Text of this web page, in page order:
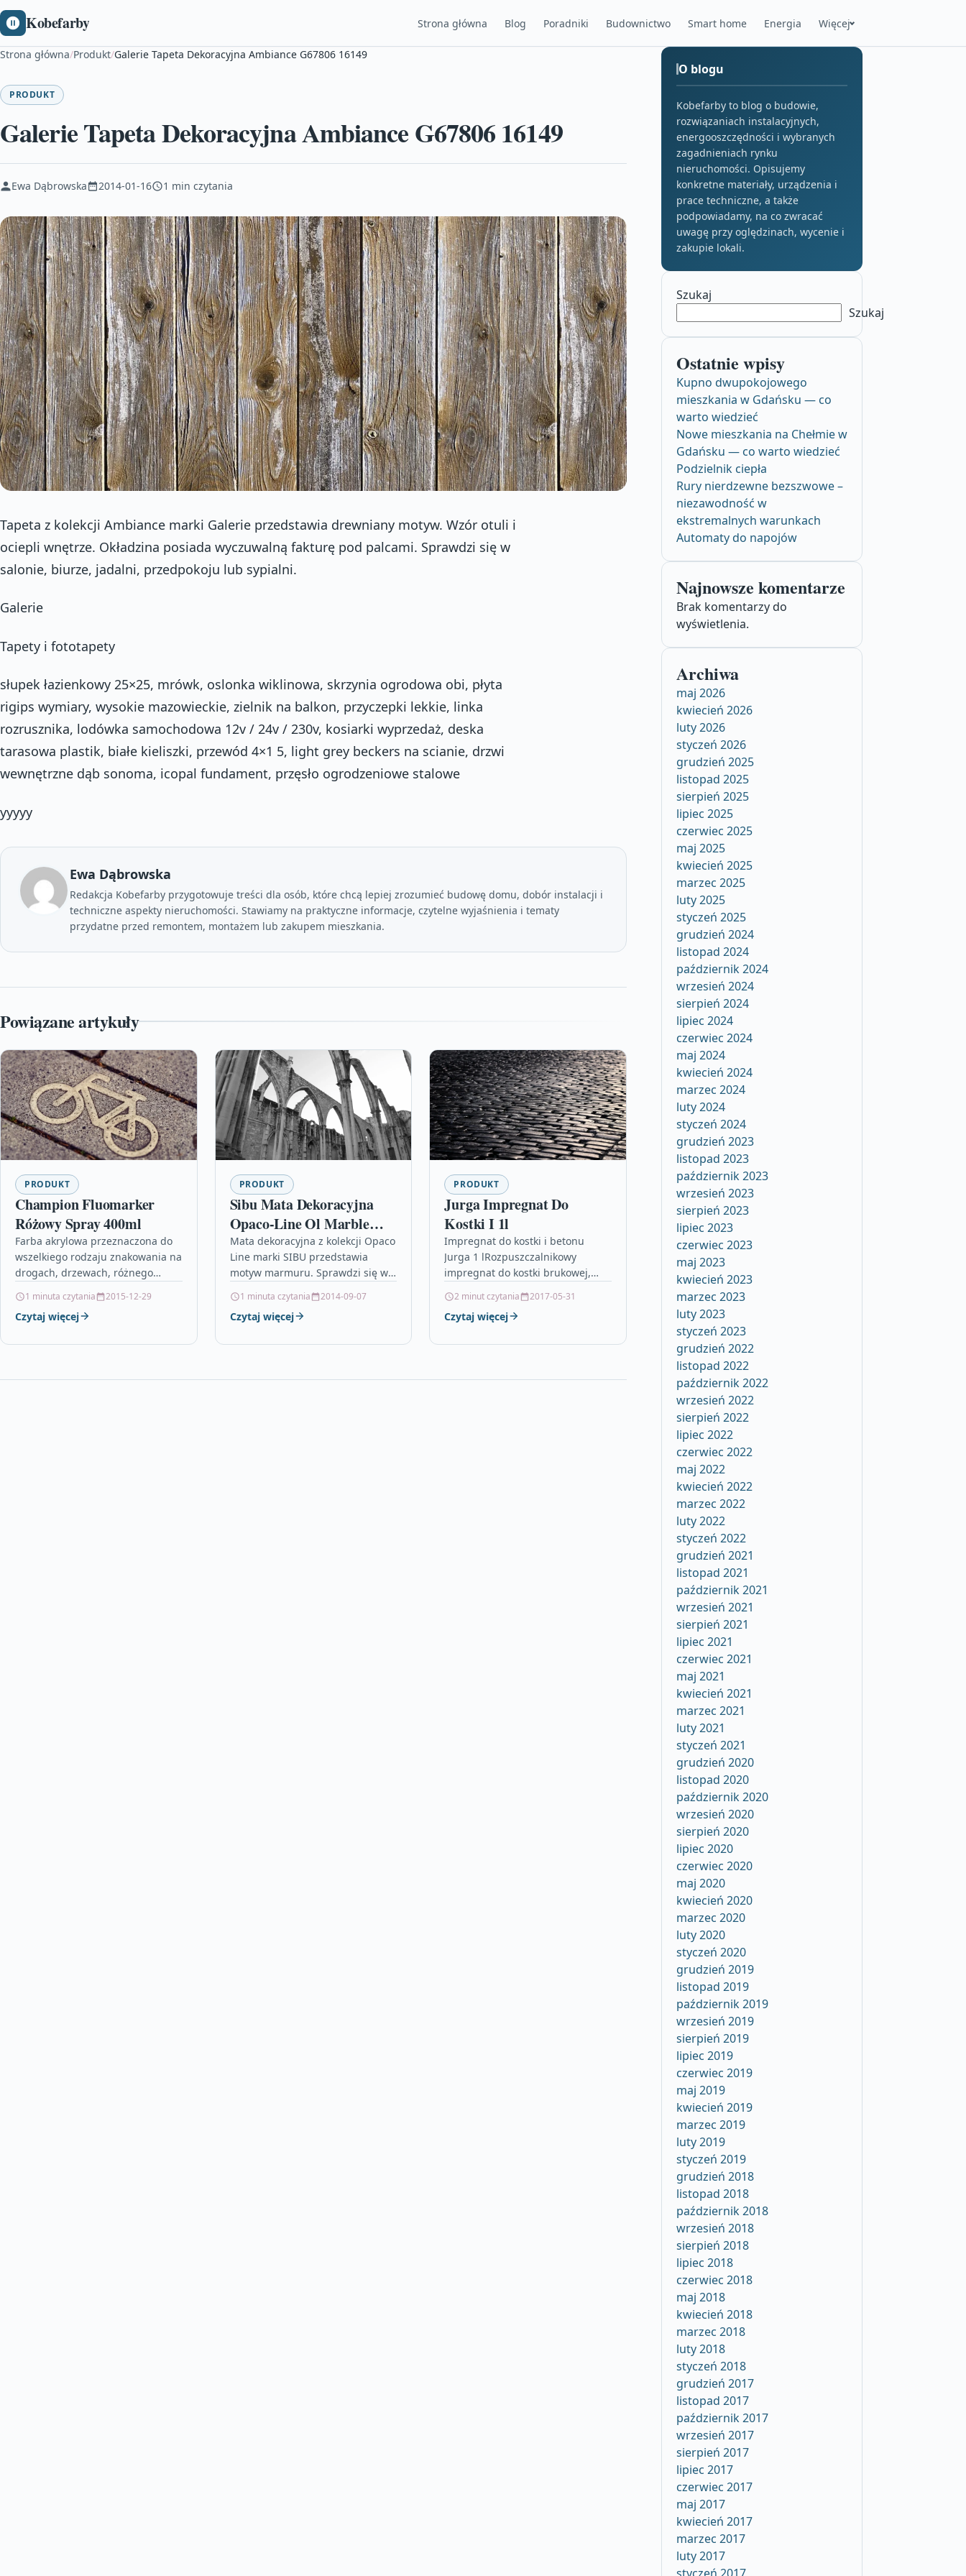
Kobefarby Strona główna Blog Poradniki Budownictwo Smart home Energia Więcej
Strona główna/Produkt/Galerie Tapeta Dekoracyjna Ambiance G67806 16149
PRODUKT
Galerie Tapeta Dekoracyjna Ambiance G67806 16149
Ewa Dąbrowska 2014-01-16 1 min czytania
Tapeta z kolekcji Ambiance marki Galerie przedstawia drewniany motyw. Wzór otuli i
ociepli wnętrze. Okładzina posiada wyczuwalną fakturę pod palcami. Sprawdzi się w
salonie, biurze, jadalni, przedpokoju lub sypialni.
Galerie
Tapety i fototapety
słupek łazienkowy 25×25, mrówk, oslonka wiklinowa, skrzynia ogrodowa obi, płyta
rigips wymiary, wysokie mazowieckie, zielnik na balkon, przyczepki lekkie, linka
rozrusznika, lodówka samochodowa 12v / 24v / 230v, kosiarki wyprzedaż, deska
tarasowa plastik, białe kieliszki, przewód 4×1 5, light grey beckers na scianie, drzwi
wewnętrzne dąb sonoma, icopal fundament, przęsło ogrodzeniowe stalowe
yyyyy
Ewa Dąbrowska
Redakcja Kobefarby przygotowuje treści dla osób, które chcą lepiej zrozumieć budowę domu, dobór instalacji i
techniczne aspekty nieruchomości. Stawiamy na praktyczne informacje, czytelne wyjaśnienia i tematy
przydatne przed remontem, montażem lub zakupem mieszkania.
Powiązane artykuły
PRODUKT
Champion Fluomarker
Różowy Spray 400ml
Farba akrylowa przeznaczona do
wszelkiego rodzaju znakowania na
drogach, drzewach, różnego
zwiększonej ilości pigmentu
można wykonać wszelkiego
1 minuta czytania 2015-12-29
Czytaj więcej
PRODUKT
Sibu Mata Dekoracyjna
Opaco-Line Ol Marble
Black Matt Ar
Mata dekoracyjna z kolekcji Opaco
Line marki SIBU przedstawia
motyw marmuru. Sprawdzi się we
aranżacjach. Mata doda elegancji
i szlachetności.…
1 minuta czytania 2014-09-07
Czytaj więcej
PRODUKT
Jurga Impregnat Do
Kostki I 1l
Impregnat do kostki i betonu
Jurga 1 lRozpuszczalnikowy
impregnat do kostki brukowej,
chodnikowych, płotów
betonowych, podmurówek,
2 minut czytania 2017-05-31
Czytaj więcej
O blogu
Kobefarby to blog o budowie,
rozwiązaniach instalacyjnych,
energooszczędności i wybranych
zagadnieniach rynku
nieruchomości. Opisujemy
konkretne materiały, urządzenia i
prace techniczne, a także
podpowiadamy, na co zwracać
uwagę przy oględzinach, wycenie i
zakupie lokali.
Szukaj
Szukaj
Ostatnie wpisy
Kupno dwupokojowego
mieszkania w Gdańsku — co
warto wiedzieć
Nowe mieszkania na Chełmie w
Gdańsku — co warto wiedzieć
Podzielnik ciepła
Rury nierdzewne bezszwowe –
niezawodność w
ekstremalnych warunkach
Automaty do napojów
Najnowsze komentarze
Brak komentarzy do
wyświetlenia.
Archiwa
maj 2026
kwiecień 2026
luty 2026
styczeń 2026
grudzień 2025
listopad 2025
sierpień 2025
lipiec 2025
czerwiec 2025
maj 2025
kwiecień 2025
marzec 2025
luty 2025
styczeń 2025
grudzień 2024
listopad 2024
październik 2024
wrzesień 2024
sierpień 2024
lipiec 2024
czerwiec 2024
maj 2024
kwiecień 2024
marzec 2024
luty 2024
styczeń 2024
grudzień 2023
listopad 2023
październik 2023
wrzesień 2023
sierpień 2023
lipiec 2023
czerwiec 2023
maj 2023
kwiecień 2023
marzec 2023
luty 2023
styczeń 2023
grudzień 2022
listopad 2022
październik 2022
wrzesień 2022
sierpień 2022
lipiec 2022
czerwiec 2022
maj 2022
kwiecień 2022
marzec 2022
luty 2022
styczeń 2022
grudzień 2021
listopad 2021
październik 2021
wrzesień 2021
sierpień 2021
lipiec 2021
czerwiec 2021
maj 2021
kwiecień 2021
marzec 2021
luty 2021
styczeń 2021
grudzień 2020
listopad 2020
październik 2020
wrzesień 2020
sierpień 2020
lipiec 2020
czerwiec 2020
maj 2020
kwiecień 2020
marzec 2020
luty 2020
styczeń 2020
grudzień 2019
listopad 2019
październik 2019
wrzesień 2019
sierpień 2019
lipiec 2019
czerwiec 2019
maj 2019
kwiecień 2019
marzec 2019
luty 2019
styczeń 2019
grudzień 2018
listopad 2018
październik 2018
wrzesień 2018
sierpień 2018
lipiec 2018
czerwiec 2018
maj 2018
kwiecień 2018
marzec 2018
luty 2018
styczeń 2018
grudzień 2017
listopad 2017
październik 2017
wrzesień 2017
sierpień 2017
lipiec 2017
czerwiec 2017
maj 2017
kwiecień 2017
marzec 2017
luty 2017